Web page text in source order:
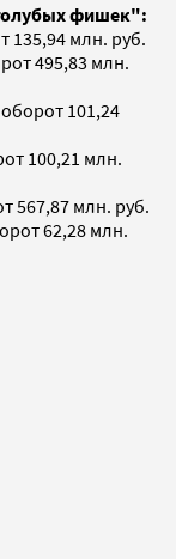
фишек":
135,94 млн. руб.
495,83 млн.
101,24
100,21 млн.
567,87 млн. руб.
62,28 млн.